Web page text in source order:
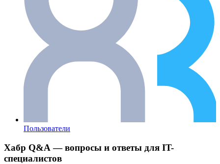
Пользователи
Хабр Q&A — вопросы и ответы для IT-
специалистов